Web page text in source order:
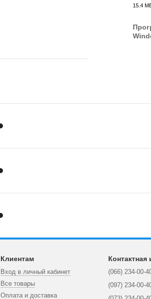
15.4
Клиентам
Вход в личный кабинет
Все товары
Оплата и доставка
(066) 234-00-
(097) 234-00-